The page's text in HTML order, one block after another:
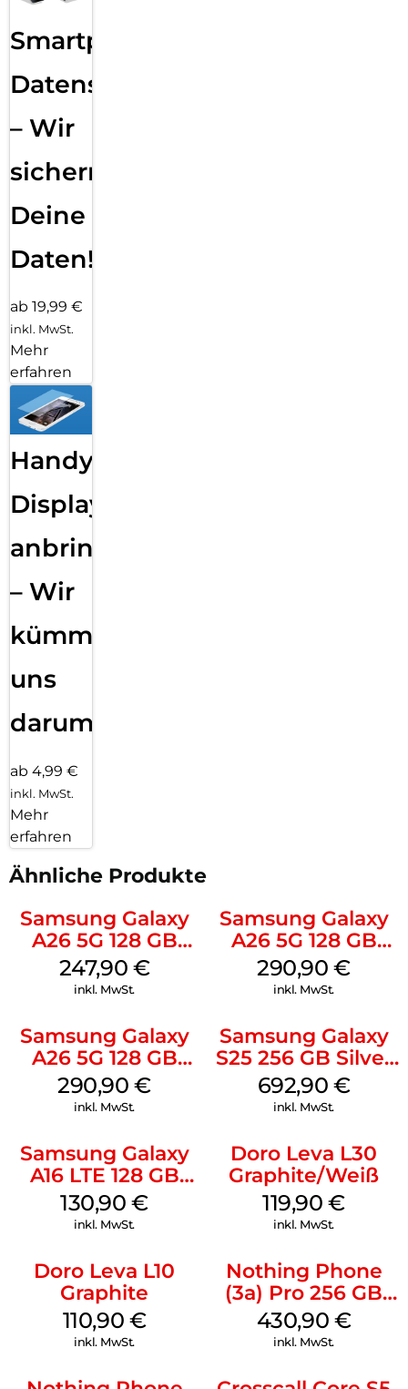
Smartphone
Datensicherung
– Wir
sichern
Deine
Daten!
ab 19,99 €
inkl. MwSt.
Mehr
erfahren
Handy
Displayfolie
anbringen
– Wir
kümmern
uns
darum!
ab 4,99 €
inkl. MwSt.
Mehr
erfahren
Ähnliche Produkte
Samsung Galaxy
A26 5G 128 GB
Black
247,90 €
inkl. MwSt.
Samsung Galaxy
A26 5G 128 GB
White
290,90€
inkl. MwSt.
Samsung Galaxy
A26 5G 128 GB
Mint
290,90€
inkl. MwSt.
Samsung Galaxy
S25 256 GB Silver
Shadow
692,90 €
inkl. MwSt.
Samsung Galaxy
A16 LTE 128 GB
Black
130,90€
inkl. MwSt.
Doro Leva L30
Graphite/Weiß
119,90€
inkl. MwSt.
Doro Leva L10
Graphite
110,90 €
inkl. MwSt.
Nothing Phone
(3a) Pro 256 GB
Grey
430,90 €
inkl. MwSt.